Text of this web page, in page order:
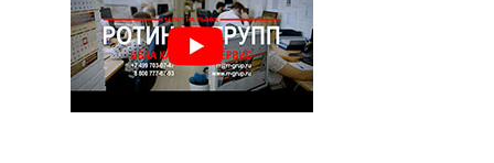
Лист г/к горячекатаный 12х1500х6000
Лист г/к горячекатаный 12х2000х6000
Лист г/к горячекатаный 14х1500х3000